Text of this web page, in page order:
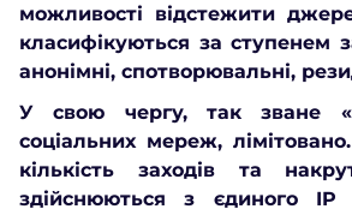
можливості відстежити
класифікуються за ступенем
анонімні, спотворювальні,
У свою чергу, так зване
соціальних мереж,
кількість заходів та
здійснюються з єдиного IP